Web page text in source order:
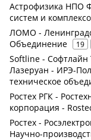
Астрофизика НПО
систем и
ЛОМО -
Объединение
19
Softline - Софтлайн
Лазеруан - ИРЭ-
техническое
Ростех РГК -
корпорация -
Ростех -
Научно-